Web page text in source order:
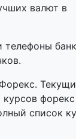
валют в
телефоны
форекс
список